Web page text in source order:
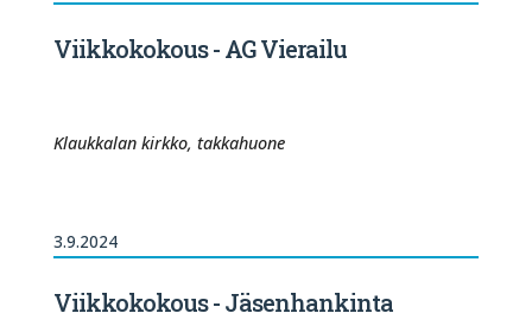
Viikkokokous - AG Vierailu
Klaukkalan kirkko, takkahuone
3.9.2024
Viikkokokous - Jäsenhankinta